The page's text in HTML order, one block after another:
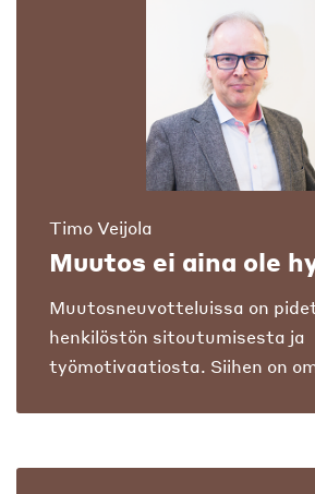
Timo Veijola
Muutos ei aina ole
Muutosneuvotteluissa on
henkilöstön sitoutumisesta ja
työmotivaatiosta. Siihen on